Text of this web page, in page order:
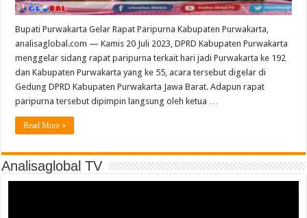
Bupati Purwakarta Gelar Rapat Paripurna Kabupaten Purwakarta,
analisaglobal.com — Kamis 20 Juli 2023, DPRD Kabupaten Purwakarta
menggelar sidang rapat paripurna terkait hari jadi Purwakarta ke 192
dan Kabupaten Purwakarta yang ke 55, acara tersebut digelar di
Gedung DPRD Kabupaten Purwakarta Jawa Barat. Adapun rapat
paripurna tersebut dipimpin langsung oleh ketua …
Read More »
Analisaglobal TV